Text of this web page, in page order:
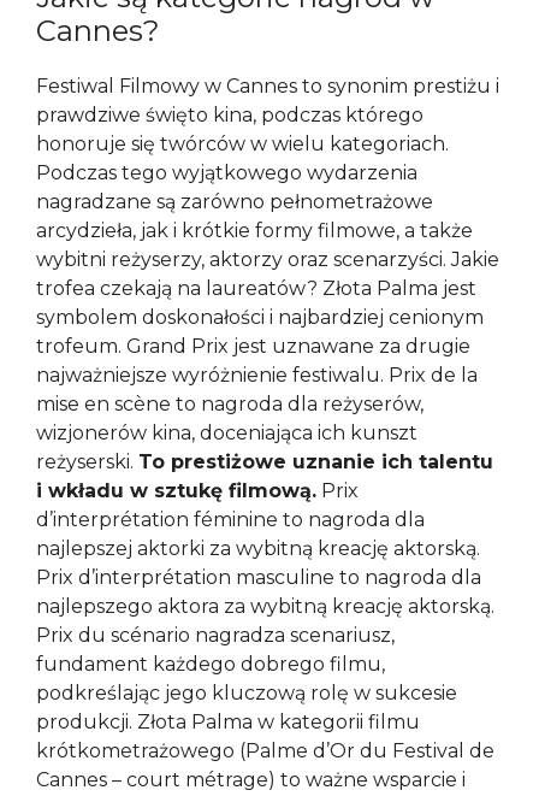
Cannes?
Festiwal Filmowy w Cannes to synonim prestiżu i
prawdziwe święto kina, podczas którego
honoruje się twórców w wielu kategoriach.
Podczas tego wyjątkowego wydarzenia
nagradzane są zarówno pełnometrażowe
arcydzieła, jak i krótkie formy filmowe, a także
wybitni reżyserzy, aktorzy oraz scenarzyści. Jakie
trofea czekają na laureatów? Złota Palma jest
symbolem doskonałości i najbardziej cenionym
trofeum. Grand Prix jest uznawane za drugie
najważniejsze wyróżnienie festiwalu. Prix de la
mise en scène to nagroda dla reżyserów,
wizjonerów kina, doceniająca ich kunszt
reżyserski. To prestiżowe uznanie ich talentu
i wkładu w sztukę filmową. Prix
d’interprétation féminine to nagroda dla
najlepszej aktorki za wybitną kreację aktorską.
Prix d’interprétation masculine to nagroda dla
najlepszego aktora za wybitną kreację aktorską.
Prix du scénario nagradza scenariusz,
fundament każdego dobrego filmu,
podkreślając jego kluczową rolę w sukcesie
produkcji. Złota Palma w kategorii filmu
krótkometrażowego (Palme d’Or du Festival de
Cannes – court métrage) to ważne wsparcie i